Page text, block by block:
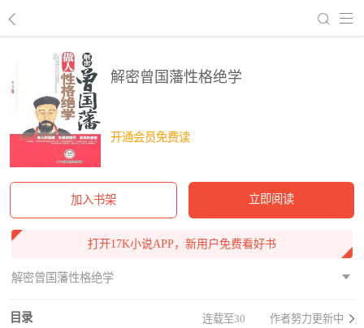
解密曾国藩性格绝学
开通会员免费读
加入书架 立即阅读
打开17K小说APP，新用户免费看好书
解密曾国藩性格绝学
目录 连载至30 作者努力更新中